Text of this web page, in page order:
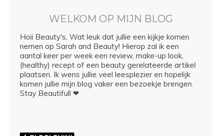
WELKOM OP MIJN BLOG
Hoii Beauty's, Wat leuk dat jullie een kijkje komen
nemen op Sarah and Beauty! Hierop zal ik een
aantal keer per week een review, make-up look,
(healthy) recept of een beauty gerelateerde artikel
plaatsen. Ik wens jullie veel leesplezier en hopelijk
komen jullie mijn blog vaker een bezoekje brengen.
Stay Beautifull ❤